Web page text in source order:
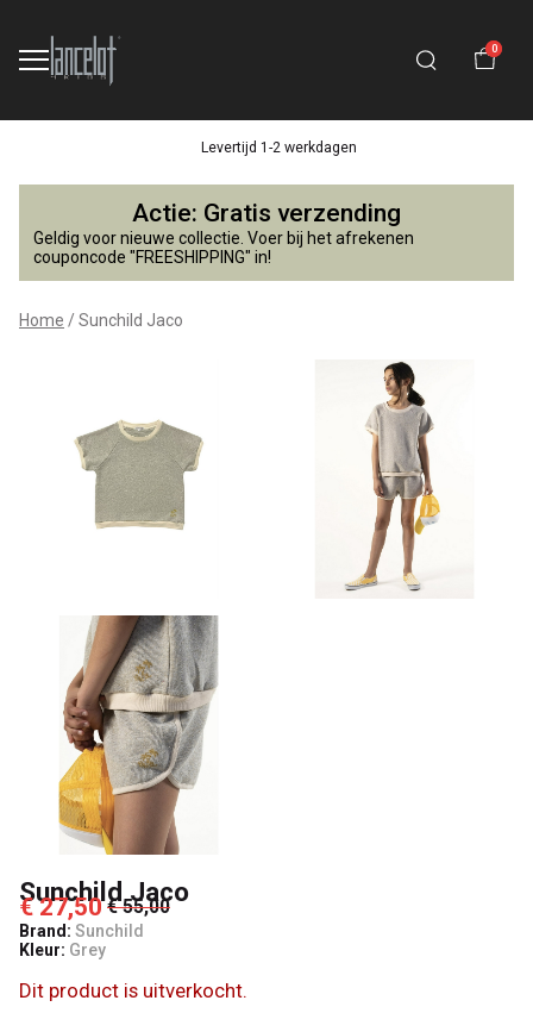
0
Levertijd 1-2 werkdagen
Sunchild
Jaco
Lancelot
Kids
Actie: Gratis verzending
Geldig voor nieuwe collectie. Voer bij het afrekenen
couponcode "FREESHIPPING" in!
Home Sunchild Jaco
Sunchild Jaco
€ 27,50 € 55,00
Brand: Sunchild
Kleur: Grey
Dit product is uitverkocht.